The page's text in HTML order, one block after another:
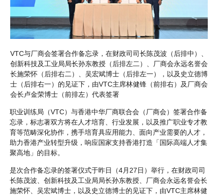
VTC与厂商会签署合作备忘录，在财政司司长陈茂波（后排中）、
创新科技及工业局局长孙东教授（后排左二）、厂商会永远名誉会
长施荣怀（后排右二）、吴宏斌博士（后排左一），以及史立德博
士（后排右一）的见证下，由VTC主席林健锋（前排右）及厂商会
会长卢金荣博士（前排左）代表签署
职业训练局（VTC）与香港中华厂商联合会（厂商会）签署合作备
忘录，标志著双方将在人才培育、行业发展，以及推广职业专才教
育等范畴深化协作，携手培育具应用能力、面向产业需要的人才，
助力香港产业转型升级，响应国家支持香港打造「国际高端人才集
聚高地」的目标。
是次合作备忘录的签署仪式于昨日（4月27日）举行，在财政司司
长陈茂波、创新科技及工业局局长孙东教授、厂商会永远名誉会长
施荣怀、吴宏斌博士，以及史立德博士的见证下，由VTC主席林健